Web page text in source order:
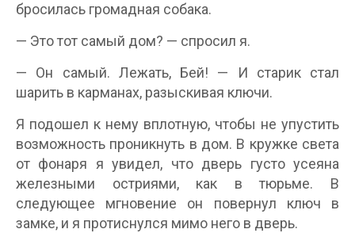
бросилась громадная собака.
— Это тот самый дом? — спросил я.
— Он самый. Лежать, Бей! — И старик стал
шарить в карманах, разыскивая ключи.
Я подошел к нему вплотную, чтобы не упустить
возможность проникнуть в дом. В кружке света
от фонаря я увидел, что дверь густо усеяна
железными остриями, как в тюрьме. В
следующее мгновение он повернул ключ в
замке, и я протиснулся мимо него в дверь.